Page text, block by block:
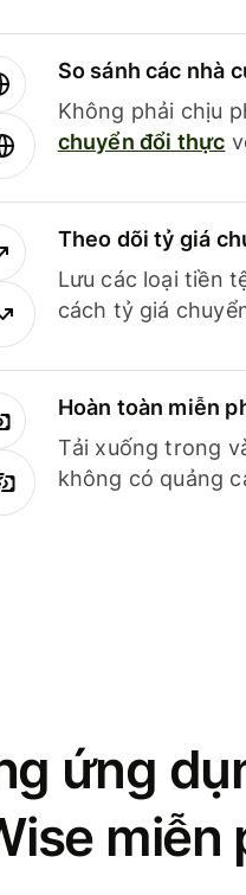
So sánh các nhà
Không phải chịu
chuyển đổi thực
Theo dõi tỷ giá
Lưu các loại tiền
cách tỷ giá
Hoàn toàn miễn
Tải xuống trong
không có quảng
ứng
miễn